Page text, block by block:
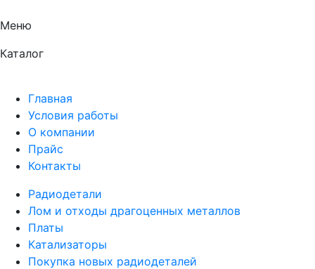
Меню
Каталог
Главная
Условия работы
О компании
Прайс
Контакты
Радиодетали
Лом и отходы драгоценных металлов
Платы
Катализаторы
Покупка новых радиодеталей